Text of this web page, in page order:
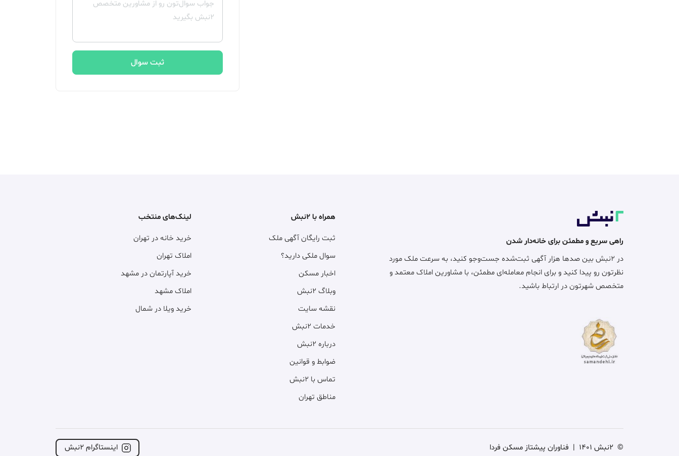
ثبت سوال
راهی سریع و مطمئن برای خانه‌دار شدن
در ۲نبش بین صدها هزار آگهی ثبت‌شده جست‌وجو کنید، به سرعت ملک مورد
نظرتون رو پیدا کنید و برای انجام معامله‌ای مطمئن، با مشاورین املاک معتمد و
متخصص شهرتون در ارتباط باشید.
همراه با ۲نبش
ثبت رایگان آگهی ملک
سوال ملکی دارید؟
اخبار مسکن
وبلاگ ۲نبش
نقشه سایت
خدمات ۲نبش
درباره ۲نبش
ضوابط و قوانین
تماس با ۲نبش
مناطق تهران
لینک‌های منتخب
خرید خانه در تهران
املاک تهران
خرید آپارتمان در مشهد
املاک مشهد
خرید ویلا در شمال
اینستاگرام ۲نبش © 2نبش 1401 | فناوران پیشتاز مسکن فردا